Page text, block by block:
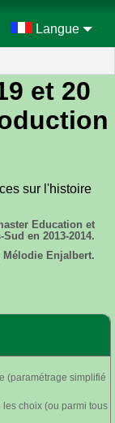
Langue
et 20
sur l'histoire
Education et
en 2013-2014.
Enjalbert.
(paramétrage simplifié
choix (ou parmi tous